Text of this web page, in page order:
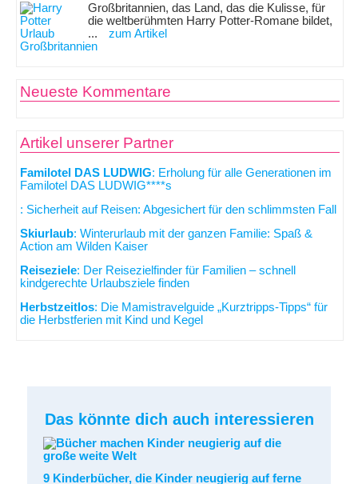
Großbritannien, das Land, das die Kulisse, für
die weltberühmten Harry Potter-Romane bildet,
...
zum Artikel
Neueste Kommentare
Artikel unserer Partner
Familotel DAS LUDWIG: Erholung für alle Generationen im
Familotel DAS LUDWIG****s
: Sicherheit auf Reisen: Abgesichert für den schlimmsten Fall
Skiurlaub: Winterurlaub mit der ganzen Familie: Spaß &
Action am Wilden Kaiser
Reiseziele: Der Reisezielfinder für Familien – schnell
kindgerechte Urlaubsziele finden
Herbstzeitlos: Die Mamistravelguide „Kurztripps-Tipps“ für
die Herbstferien mit Kind und Kegel
Das könnte dich auch interessieren
9 Kinderbücher, die Kinder neugierig auf ferne